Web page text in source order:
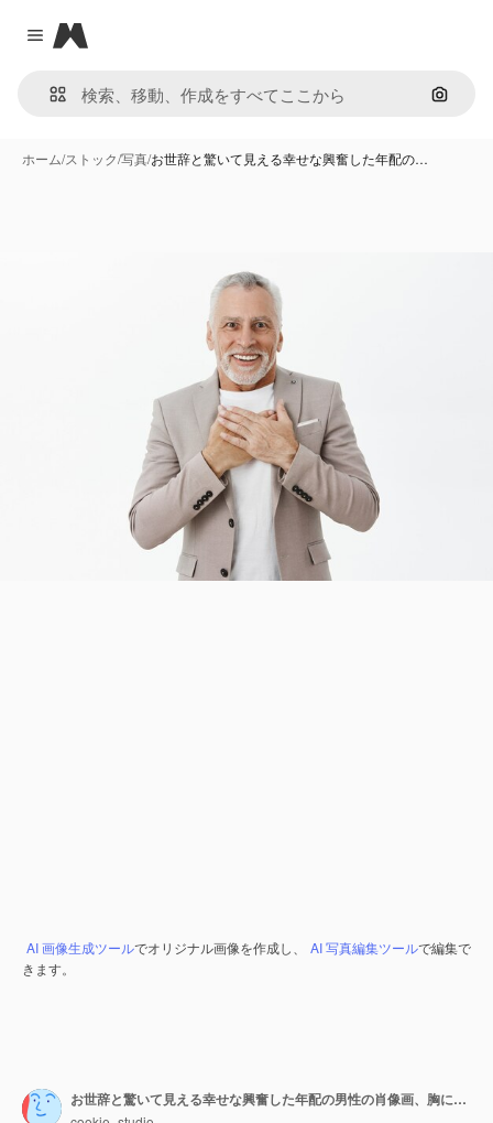
Close menu
Magnific
画像で
ホーム/ストック/写真/お世辞と驚いて見える幸せな興奮した年配の…
AI 画像生成ツールでオリジナル画像を作成し、 AI 写真編集ツールで編集で
きます。
お世辞と驚いて見える幸せな興奮した年配の男性の肖像画、胸に手をかざす